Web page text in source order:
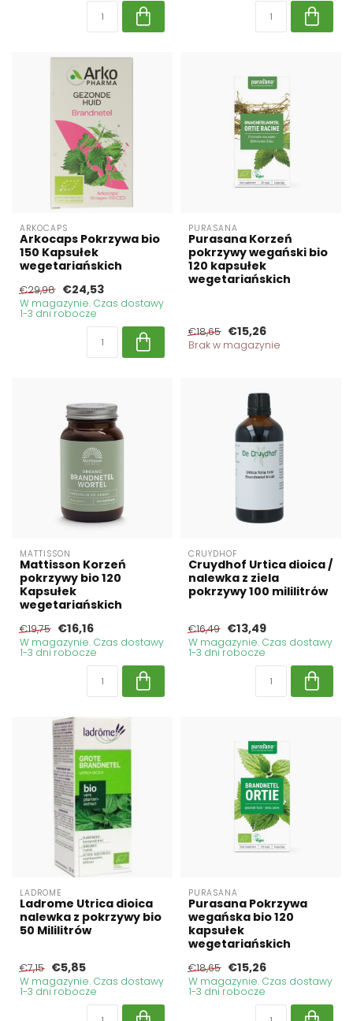
ARKOCAPS
Arkocaps Pokrzywa bio
150 Kapsułek
wegetariańskich
€29,98 €24,53
W magazynie. Czas dostawy
1-3 dni robocze
PURASANA
Purasana Korzeń
pokrzywy wegański bio
120 kapsułek
wegetariańskich
€18,65 €15,26
Brak w magazynie
MATTISSON
Mattisson Korzeń
pokrzywy bio 120
Kapsułek
wegetariańskich
€19,75 €16,16
W magazynie. Czas dostawy
1-3 dni robocze
CRUYDHOF
Cruydhof Urtica dioica /
nalewka z ziela
pokrzywy 100 mililitrów
€16,49 €13,49
W magazynie. Czas dostawy
1-3 dni robocze
LADROME
Ladrome Utrica dioica
nalewka z pokrzywy bio
50 Mililitrów
€7,15 €5,85
W magazynie. Czas dostawy
1-3 dni robocze
PURASANA
Purasana Pokrzywa
wegańska bio 120
kapsułek
wegetariańskich
€18,65 €15,26
W magazynie. Czas dostawy
1-3 dni robocze